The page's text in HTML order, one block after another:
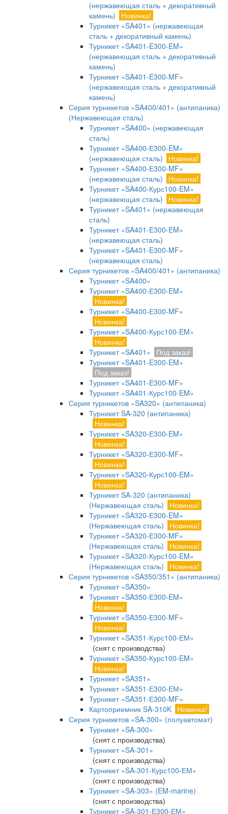
(нержавеющая сталь + декоративный
камень)
Новинка!
Турникет «SA401» (нержавеющая
сталь + декоративный камень)
Турникет «SA401-E300-EM»
(нержавеющая сталь + декоративный
камень)
Турникет «SA401-E300-MF»
(нержавеющая сталь + декоративный
камень)
Серия турникетов «SA400/401» (антипаника)
(Нержавеющая сталь)
Турникет «SA400» (нержавеющая
сталь)
Турникет «SA400-Е300-EM»
(нержавеющая сталь)
Новинка!
Турникет «SA400-Е300-MF»
(нержавеющая сталь)
Новинка!
Турникет «SA400-Курс100-EM»
(нержавеющая сталь)
Новинка!
Турникет «SA401» (нержавеющая
сталь)
Турникет «SA401-E300-EM»
(нержавеющая сталь)
Турникет «SA401-E300-MF»
(нержавеющая сталь)
Серия турникетов «SA400/401» (антипаника)
Турникет «SA400»
Турникет «SA400-Е300-EM»
Новинка!
Турникет «SA400-Е300-MF»
Новинка!
Турникет «SA400-Курс100-EM»
Новинка!
Турникет «SA401»
Под заказ!
Турникет «SA401-E300-EM»
Под заказ!
Турникет «SA401-E300-MF»
Турникет «SA401-Курс100-EM»
Серия турникетов «SA320» (антипаника)
Турникет SA-320 (антипаника)
Новинка!
Турникет «SA320-Е300-EM»
Новинка!
Турникет «SA320-Е300-MF»
Новинка!
Турникет «SA320-Курс100-EM»
Новинка!
Турникет SA-320 (антипаника)
(Нержавеющая сталь)
Новинка!
Турникет «SA320-Е300-EM»
(Нержавеющая сталь)
Новинка!
Турникет «SA320-Е300-MF»
(Нержавеющая сталь)
Новинка!
Турникет «SA320-Курс100-EM»
(Нержавеющая сталь)
Новинка!
Серия турникетов «SA350/351» (антипаника)
Турникет «SA350»
Турникет «SA350-Е300-EM»
Новинка!
Турникет «SA350-Е300-MF»
Новинка!
Турникет «SA351-Курс100-ЕМ»
(снят с производства)
Турникет «SA350-Курс100-EM»
Новинка!
Турникет «SA351»
Турникет «SA351-Е300-ЕМ»
Турникет «SA351-Е300-MF»
Картоприемник SA-310K Новинка!
Серия турникетов «SA-300» (полуавтомат)
Турникет «SA-300»
(снят с производства)
Турникет «SA-301»
(снят с производства)
Турникет «SA-301-Курс100-ЕМ»
(снят с производства)
Турникет «SA-303» (EM-marine)
(снят с производства)
Турникет «SA-301-Е300-ЕМ»